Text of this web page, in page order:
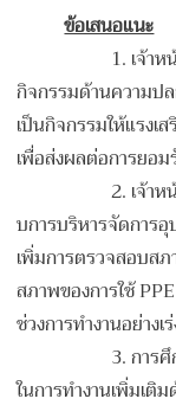
ข้อเสนอแนะ
1. เจ้า
กิจกรรมด้านความป
เป็นกิจกรรมให้แรงเ
เพื่อส่งผลต่อการยอม
2. เจ้า
บการบริหารจัดการ
เพิ่มการตรวจสอบส
สภาพของการใช้
ช่วงการทำงานอย่าง
3.การ
ในการทำงานเพิ่มเติ